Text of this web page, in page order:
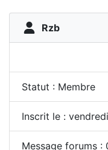
Rzb
Statut : Membre
Inscrit le :
Message forums :